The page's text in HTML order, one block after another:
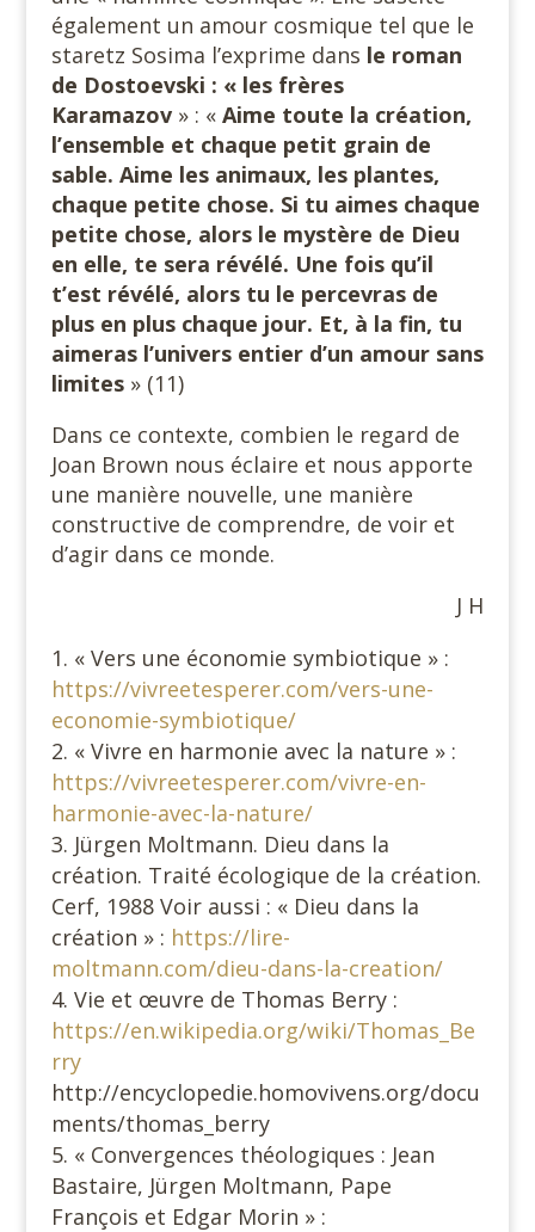
également un amour cosmique tel que le
staretz Sosima l’exprime dans le roman
de Dostoevski : « les frères
Karamazov» : « Aime toute la création,
l’ensemble et chaque petit grain de
sable. Aime les animaux, les plantes,
chaque petite chose. Si tu aimes chaque
petite chose, alors le mystère de Dieu
en elle, te sera révélé. Une fois qu’il
t’est révélé, alors tu le percevras de
plus en plus chaque jour. Et, à la fin, tu
aimeras l’univers entier d’un amour sans
limites » (11)
Dans ce contexte, combien le regard de
Joan Brown nous éclaire et nous apporte
une manière nouvelle, une manière
constructive de comprendre, de voir et
d’agir dans ce monde.
J H
« Vers une économie symbiotique » :
https://vivreetesperer.com/vers-une-
economie-symbiotique/
« Vivre en harmonie avec la nature » :
https://vivreetesperer.com/vivre-en-
harmonie-avec-la-nature/
Jürgen Moltmann. Dieu dans la
création. Traité écologique de la création.
Cerf, 1988 Voir aussi : « Dieu dans la
création » : https://lire-
moltmann.com/dieu-dans-la-creation/
Vie et œuvre de Thomas Berry :
https://en.wikipedia.org/wiki/Thomas_Be
rry
http://encyclopedie.homovivens.org/docu
ments/thomas_berry
« Convergences théologiques : Jean
Bastaire, Jürgen Moltmann, Pape
François et Edgar Morin » :